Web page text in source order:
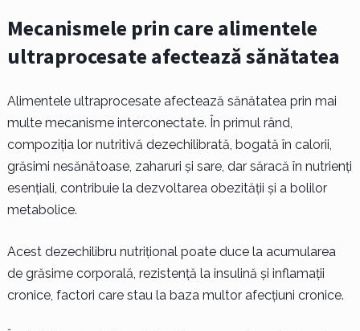
Mecanismele prin care alimentele
ultraprocesate afectează sănătatea
Alimentele ultraprocesate afectează sănătatea prin mai
multe mecanisme interconectate. În primul rând,
compoziția lor nutritivă dezechilibrată, bogată în calorii,
grăsimi nesănătoase, zaharuri și sare, dar săracă în nutrienți
esențiali, contribuie la dezvoltarea obezității și a bolilor
metabolice.
Acest dezechilibru nutrițional poate duce la acumularea
de grăsime corporală, rezistență la insulină și inflamații
cronice, factori care stau la baza multor afecțiuni cronice.